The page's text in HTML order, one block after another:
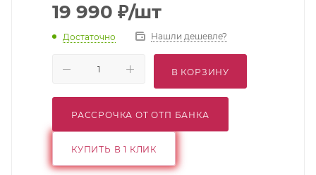
19 990 ₽/шт
Достаточно Нашли дешевле?
В КОРЗИНУ
РАССРОЧКА ОТ ОТП БАНКА
КУПИТЬ В 1 КЛИК